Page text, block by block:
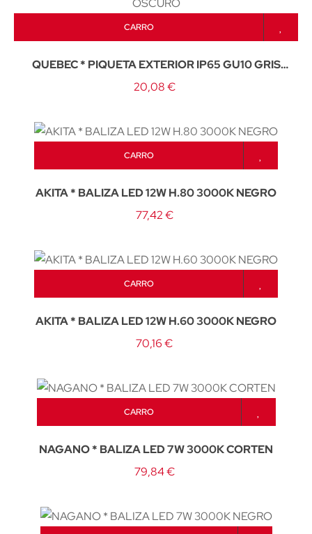
CARRO
QUEBEC * PIQUETA EXTERIOR IP65 GU10 GRIS
OSCURO
20,08 €
CARRO
AKITA * BALIZA LED 12W H.80 3000K NEGRO
77,42 €
CARRO
AKITA * BALIZA LED 12W H.60 3000K NEGRO
70,16 €
CARRO
NAGANO * BALIZA LED 7W 3000K CORTEN
79,84 €